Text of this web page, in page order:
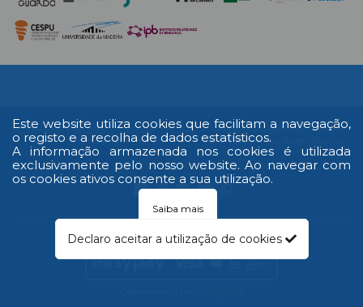
Este website utiliza cookies que facilitam a navegação,
o registo e a recolha de dados estatísticos.
A informação armazenada nos cookies é utilizada
exclusivamente pelo nosso website. Ao navegar com
os cookies ativos consente a sua utilização.
Saiba mais
Declaro aceitar a utilização de cookies
Multimédia
Edição
Impressa
Livro de
reclamações
RAL
Termos e
Condições
Política de
Privacidade
Ficha
© 2026 Todos os direitos reservados